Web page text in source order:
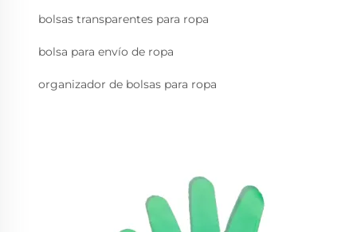
bolsas transparentes para ropa
bolsa para envío de ropa
organizador de bolsas para ropa